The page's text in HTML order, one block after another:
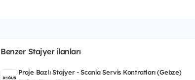
Benzer Stajyer ilanları
Proje Bazlı Stajyer - Scania Servis Kontratları (Gebze)